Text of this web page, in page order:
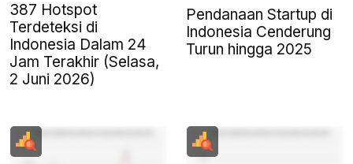
387 Hotspot
Terdeteksi di
Indonesia Dalam 24
Jam Terakhir (Selasa,
2 Juni 2026)
Pendanaan Startup di
Indonesia Cenderung
Turun hingga 2025